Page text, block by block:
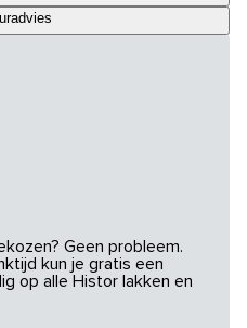
Geen probleem.
kun je gratis een
op alle Histor lakken en